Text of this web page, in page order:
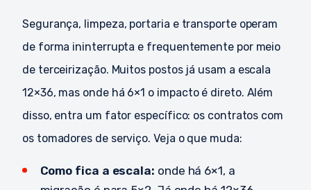
Segurança, limpeza, portaria e transporte operam
de forma ininterrupta e frequentemente por meio
de terceirização. Muitos postos já usam a escala
12×36, mas onde há 6×1 o impacto é direto. Além
disso, entra um fator específico: os contratos com
os tomadores de serviço. Veja o que muda:
Como fica a escala: onde há 6×1, a